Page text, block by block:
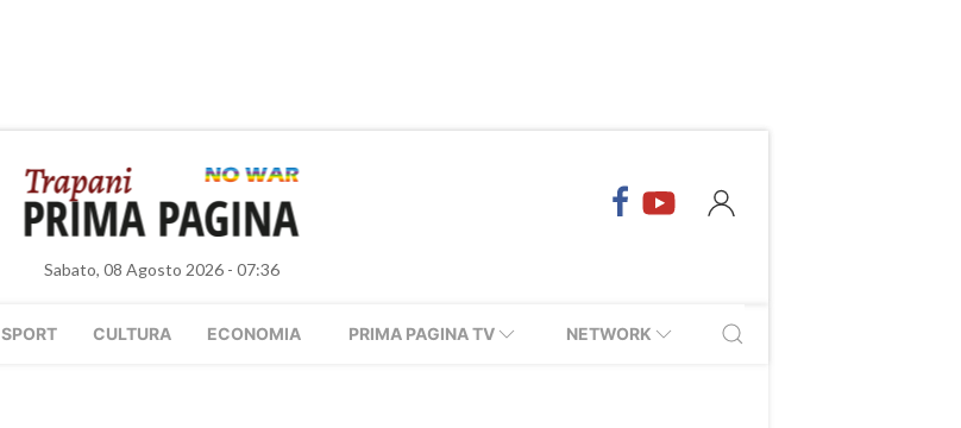
Sabato, 08 Agosto 2026 - 07:36
SPORT CULTURA ECONOMIA PRIMA PAGINA TV NETWORK